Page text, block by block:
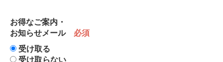
お得なご案内・
お知らせメール
必須
受け取る
受け取らない